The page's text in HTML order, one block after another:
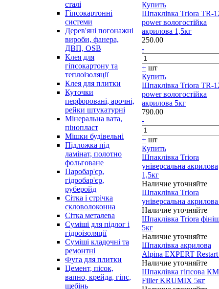
сталі
Гіпсокартонні
системи
Дерев'яні погонажні
вироби, фанера,
ДВП, OSB
Клея для
гіпсокартону та
теплоізоляції
Клея для плитки
Куточки
перфоровані, арочні,
рейки штукатурні
Мінеральна вата,
пінопласт
Мішки будівельні
Підложка під
ламінат, полотно
фольговане
Паробар'єр,
гідробар'єр,
руберойд
Сітка і стрічка
скловолоконна
Сітка металева
Суміші для підлог і
гідроізоляції
Суміші кладочні та
ремонтні
Фуга для плитки
Цемент, пісок,
вапно, крейда, гіпс,
щебінь
Купить
Шпаклівка Triora TR-
power вологостійка
акрилова 1,5кг
250.00
-
+ шт
Купить
Шпаклівка Triora TR-
power вологостійка
акрилова 5кг
790.00
-
+ шт
Купить
Шпаклівка Triora
універсальна акрилова
1,5кг
Наличие уточняйте
Шпаклівка Triora
універсальна
Наличие уточняйте
Шпаклівка Triora
5кг
Наличие уточняйте
Шпаклівка акрилова
Alpina EXPERT Restart
Наличие уточняйте
Шпаклівка гіпсова КМ
Filler KRUMIX 5кг